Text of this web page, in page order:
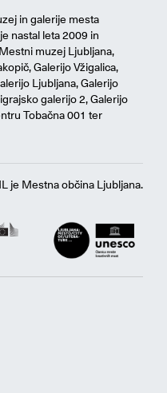
in galerije mesta
nastal leta 2009 in
muzej Ljubljana,
Galerijo Vžigalica,
Ljubljana, Galerijo
galerijo 2, Galerijo
Tobačna 001 ter
je Mestna občina Ljubljana.